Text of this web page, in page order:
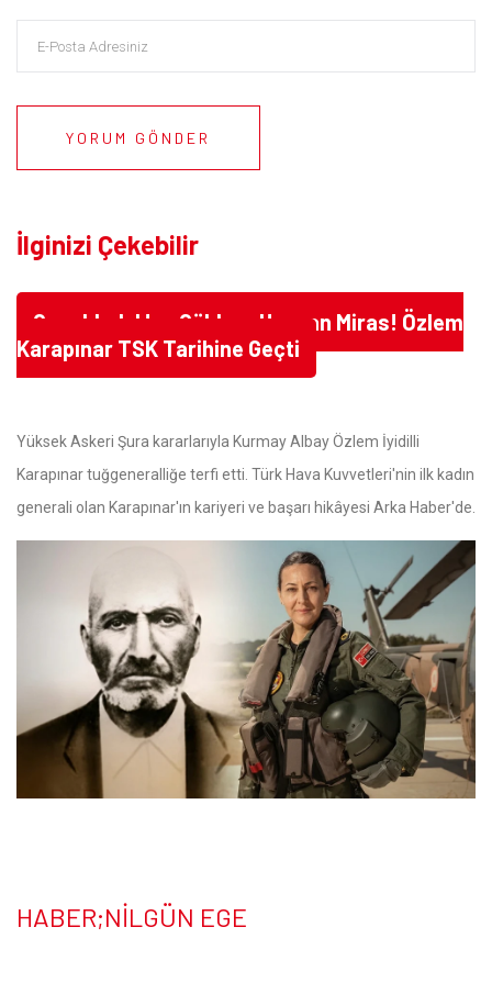
YORUM GÖNDER
İlginizi Çekebilir
Çanakkale'den Göklere Uzanan Miras! Özlem
Karapınar TSK Tarihine Geçti
Yüksek Askeri Şura kararlarıyla Kurmay Albay Özlem İyidilli
Karapınar tuğgeneralliğe terfi etti. Türk Hava Kuvvetleri'nin ilk kadın
generali olan Karapınar'ın kariyeri ve başarı hikâyesi Arka Haber'de.
HABER;NİLGÜN EGE